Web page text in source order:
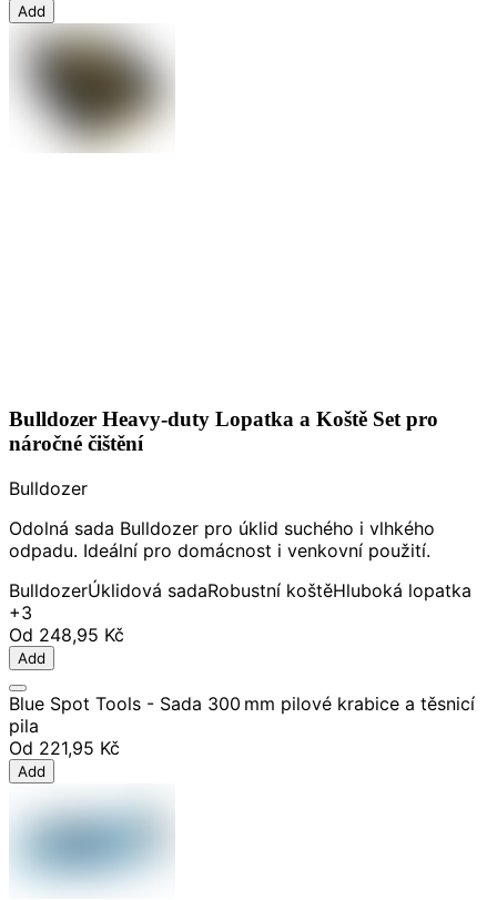
Add
Bulldozer Heavy-duty Lopatka a Koště Set pro
náročné čištění
Bulldozer
Odolná sada Bulldozer pro úklid suchého i vlhkého
odpadu. Ideální pro domácnost i venkovní použití.
BulldozerÚklidová sadaRobustní koštěHluboká lopatka
+3
Od 248,95 Kč
Add
Blue Spot Tools - Sada 300 mm pilové krabice a těsnicí
pila
Od 221,95 Kč
Add